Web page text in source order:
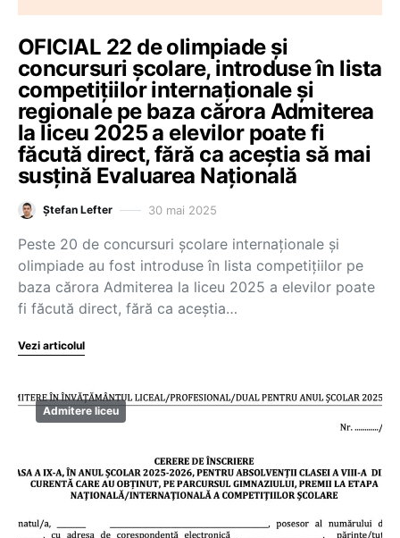
OFICIAL 22 de olimpiade și
concursuri școlare, introduse în lista
competițiilor internaționale și
regionale pe baza cărora Admiterea
la liceu 2025 a elevilor poate fi
făcută direct, fără ca aceștia să mai
susțină Evaluarea Națională
Ștefan Lefter 30 mai 2025
Peste 20 de concursuri școlare internaționale și
olimpiade au fost introduse în lista competițiilor pe
baza cărora Admiterea la liceu 2025 a elevilor poate
fi făcută direct, fără ca aceștia…
Vezi articolul
Admitere liceu